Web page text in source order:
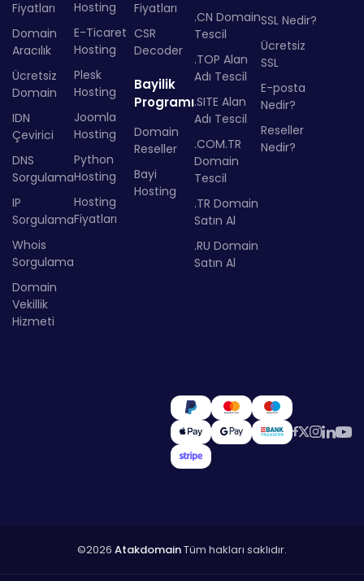
Fiyatları
Domain
Aracılık
Ücretsiz
Domain
IDN
Çevirici
DNS
Sorgulama
IP
Sorgulama
Whois
Sorgulama
Domain
Vekillik
Hizmeti
Hosting
E-Ticaret
Hosting
Plesk
Hosting
Joomla
Hosting
Python
Hosting
Hosting
Fiyatları
Fiyatları
CSR
Decoder
Bayilik
Programı
Domain
Reseller
Bayi
Hosting
.CN Domain
Tescil
.TOP Alan
Adı Tescil
.SITE Alan
Adı Tescil
.COM.TR
Domain
Tescil
.TR Domain
Satın Al
.RU Domain
Satın Al
SSL Nedir?
Ücretsiz
SSL
E-posta
Nedir?
Reseller
Nedir?
©2026 AtakdomainTüm hakları saklıdır.